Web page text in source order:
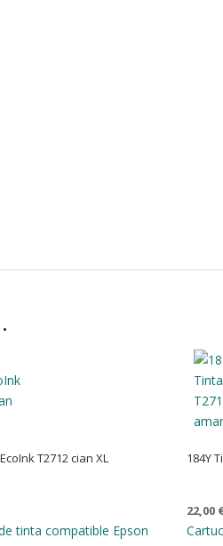
T2712 cian XL
tinta compatible Epson
184Y
22,00